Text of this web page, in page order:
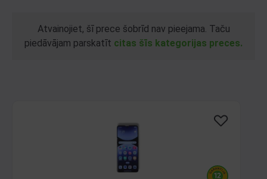
Atvainojiet, šī prece šobrīd nav pieejama. Taču
piedāvājam parskatīt citas šīs kategorijas preces.